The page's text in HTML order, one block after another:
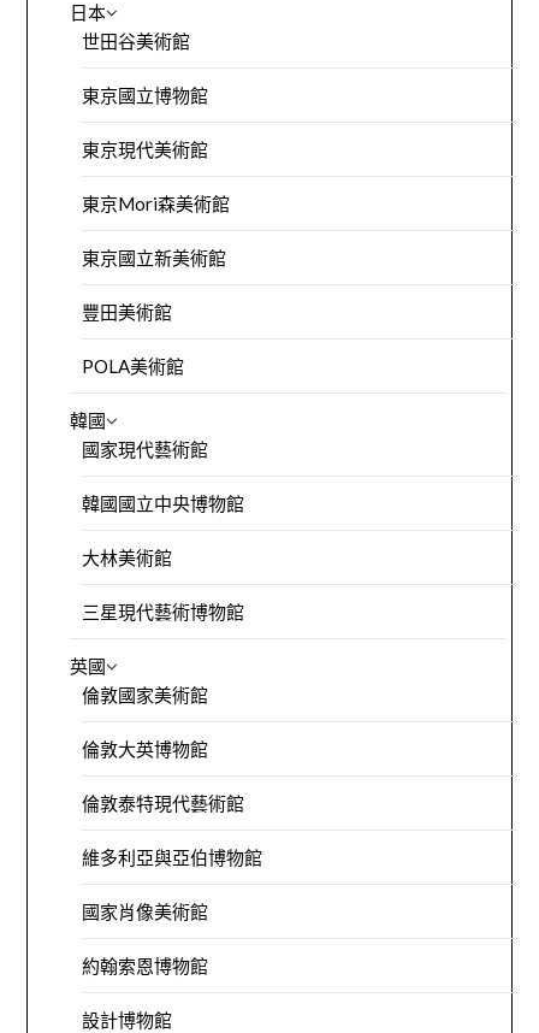
日本
世田谷美術館
東京國立博物館
東京現代美術館
東京Mori森美術館
東京國立新美術館
豐田美術館
POLA美術館
韓國
國家現代藝術館
韓國國立中央博物館
大林美術館
三星現代藝術博物館
英國
倫敦國家美術館
倫敦大英博物館
倫敦泰特現代藝術館
維多利亞與亞伯博物館
國家肖像美術館
約翰索恩博物館
設計博物館